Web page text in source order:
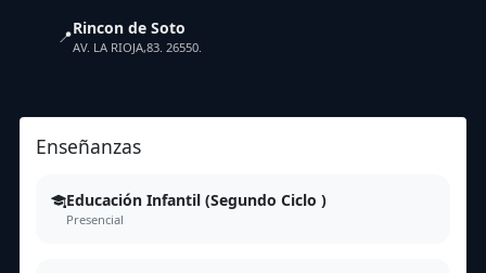
📍Rincon de Soto
AV. LA RIOJA,83. 26550.
Enseñanzas
Educación Infantil (Segundo Ciclo )
Presencial